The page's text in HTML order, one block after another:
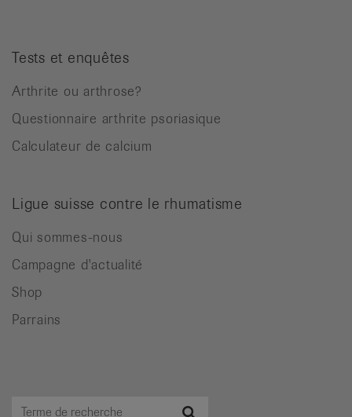
Tests et enquêtes
Arthrite ou arthrose?
Questionnaire arthrite psoriasique
Calculateur de calcium
Ligue suisse contre le rhumatisme
Qui sommes-nous
Campagne d'actualité
Shop
Parrains
Terme